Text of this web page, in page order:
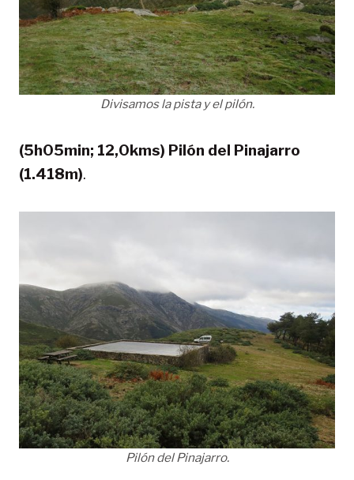
Divisamos la pista y el pilón.
(5h05min; 12,0kms) Pilón del Pinajarro
(1.418m).
Pilón del Pinajarro.